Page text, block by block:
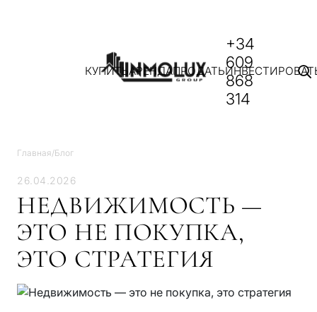
КУПИТЬАРЕНДАПРОДАТЬ
+34
609
868
314
Главная/Блог
26.04.2026
НЕДВИЖИМОСТЬ —
ЭТО НЕ ПОКУПКА,
ЭТО СТРАТЕГИЯ